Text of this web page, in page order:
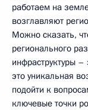
работаем на
возглавляют
Можно сказать,
регионального
инфраструктуры
это уникальная
подойти к
ключевые точки